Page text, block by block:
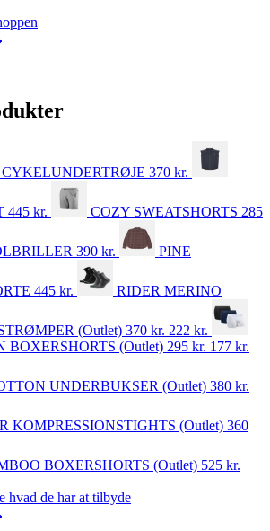
370 kr.
445 kr. COZY SWEATSHORTS 285
390 kr. PINE
445 kr. RIDER MERINO
(Outlet) 370 kr. 222 kr.
BOXERSHORTS (Outlet) 295 kr. 177 kr.
UNDERBUKSER (Outlet) 380 kr.
KOMPRESSIONSTIGHTS (Outlet) 360
BOXERSHORTS (Outlet) 525 kr.
hvad de har at tilbyde